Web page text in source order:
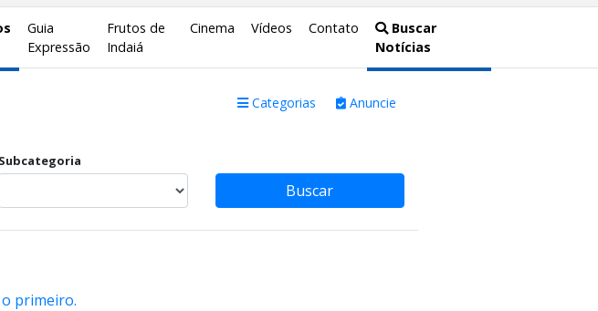
Guia
Expressão
Frutos de
Indaiá
Cinema Vídeos Contato
Buscar
Notícias
Categorias Anuncie
Subcategoria
Buscar
primeiro.